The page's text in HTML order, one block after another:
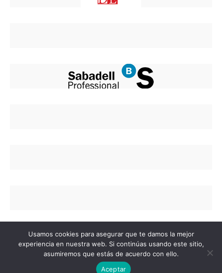
Copyright © 2020 Colegio de Enfermería de
Usamos cookies para asegurar que te damos la mejor
experiencia en nuestra web. Si continúas usando este sitio,
asumiremos que estás de acuerdo con ello.
Aceptar